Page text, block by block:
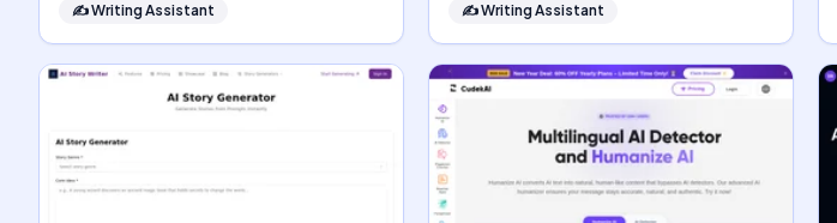
✍️Writing Assistant ✍️Writing Assistant